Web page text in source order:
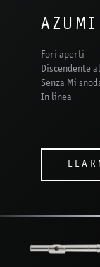
Fori aperti
Discendente
Senza Mi
In linea